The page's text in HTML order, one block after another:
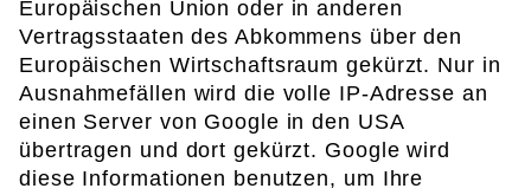
Europäischen Union oder in anderen
Vertragsstaaten des Abkommens über den
Europäischen Wirtschaftsraum gekürzt. Nur in
Ausnahmefällen wird die volle IP-Adresse an
einen Server von Google in den USA
übertragen und dort gekürzt. Google wird
diese Informationen benutzen, um Ihre